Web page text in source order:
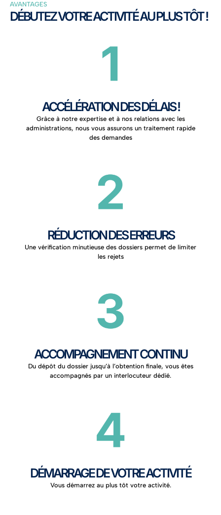
AVANTAGES
DÉBUTEZ VOTRE ACTIVITÉ AU PLUS TÔT !
ACCÉLÉRATION DES DÉLAIS !
Grâce à notre expertise et à nos relations avec les
administrations, nous vous assurons un traitement rapide
des demandes
RÉDUCTION DES ERREURS
Une vérification minutieuse des dossiers permet de limiter
les rejets
ACCOMPAGNEMENT CONTINU
Du dépôt du dossier jusqu’à l’obtention finale, vous êtes
accompagnés par un interlocuteur dédié.
DÉMARRAGE DE VOTRE ACTIVITÉ
Vous démarrez au plus tôt votre activité.